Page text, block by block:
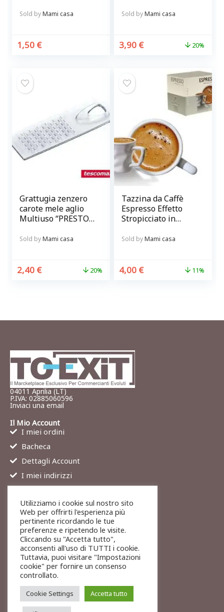
Sold byMami casa
1,50 €
Sold byMami casa
3,90 € 20%
Grattugia zenzero
carote mele aglio
Multiuso “PRESTO”
Sold byMami casa
2,40 € 20%
Tazzina da Caffè
Espresso Effetto
Stropicciato in
Sold byMami casa
4,00 € 11%
04011 Aprilia (LT)
P.IVA: 02885060596
Inviaci una email
Il Mio Account
I miei ordini
Bacheca
Dettagli Account
I miei indirizzi
Chi siamo
Services
Blog
Contatti
Legali
Termini di servizio
Resi e rimborsi
Utilizziamo i cookie sul nostro sito
Web per offrirti l'esperienza più
pertinente ricordando le tue
preferenze e ripetendo le visite.
Cliccando su "Accetta tutto",
acconsenti all'uso di TUTTI i cookie.
Tuttavia, puoi visitare "Impostazioni
cookie" per fornire un consenso
controllato.
Cookie Settings Accetta tutto